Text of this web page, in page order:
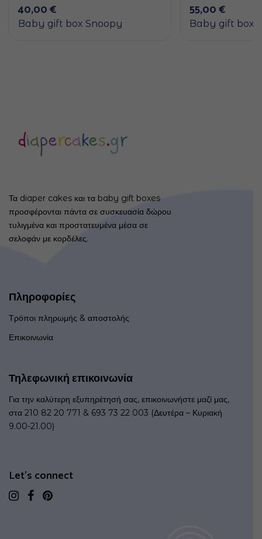
40,00€
Baby gift box Snoopy
55,00€
Baby gift box
Τα diaper cakes και τα baby gift boxes
προσφέρονται πάντα σε συσκευασία δώρου
τυλιγμένα και προστατευμένα μέσα σε
σελοφάν με κορδέλες.
Πληροφορίες
Τρόποι πληρωμής & αποστολής
Επικοινωνία
Τηλεφωνική επικοινωνία
Για την καλύτερη εξυπηρέτησή σας, επικοινωνήστε μαζί μας,
στα 210 82 20 771 & 693 73 22 003 (Δευτέρα – Κυριακή
9.00-21.00)
Let's connect